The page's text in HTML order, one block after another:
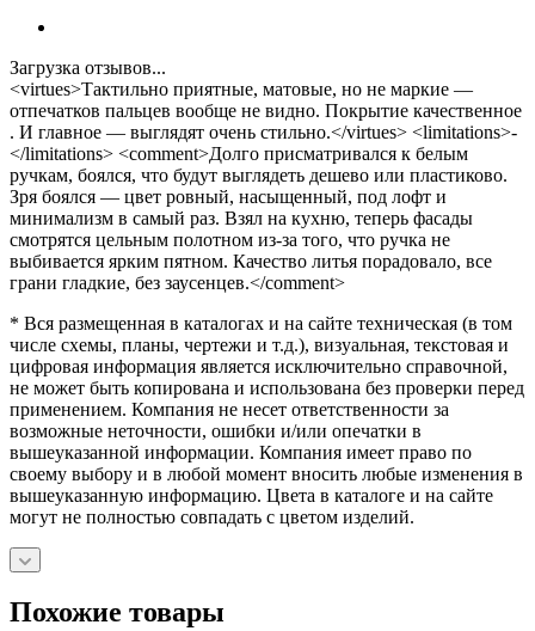
Загрузка отзывов...
<virtues>Тактильно приятные, матовые, но не маркие —
отпечатков пальцев вообще не видно. Покрытие качественное
. И главное — выглядят очень стильно.</virtues> <limitations>-
</limitations> <comment>Долго присматривался к белым
ручкам, боялся, что будут выглядеть дешево или пластиково.
Зря боялся — цвет ровный, насыщенный, под лофт и
минимализм в самый раз. Взял на кухню, теперь фасады
смотрятся цельным полотном из-за того, что ручка не
выбивается ярким пятном. Качество литья порадовало, все
грани гладкие, без заусенцев.</comment>
* Вся размещенная в каталогах и на сайте техническая (в том
числе схемы, планы, чертежи и т.д.), визуальная, текстовая и
цифровая информация является исключительно справочной,
не может быть копирована и использована без проверки перед
применением. Компания не несет ответственности за
возможные неточности, ошибки и/или опечатки в
вышеуказанной информации. Компания имеет право по
своему выбору и в любой момент вносить любые изменения в
вышеуказанную информацию. Цвета в каталоге и на сайте
могут не полностью совпадать с цветом изделий.
Похожие товары